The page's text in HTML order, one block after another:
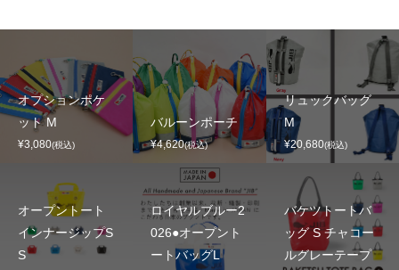
オプションポケ
ット M
¥3,080(税込)
バルーンポーチ
¥4,620(税込)
リュックバッグ
M
¥20,680(税込)
オープントート
インナージップS
S
ロイヤルブルー2
026●オープント
ートバッグL
バケツトートバ
ッグ S チャコー
ルグレーテープ